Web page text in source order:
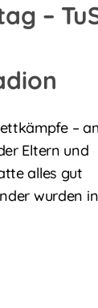
–
–
Eltern und
alles gut
wurden